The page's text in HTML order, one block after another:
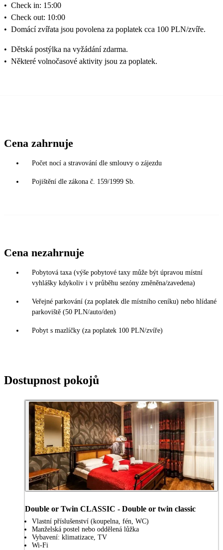
• Check in: 15:00
• Check out: 10:00
• Domácí zvířata jsou povolena za poplatek cca 100 PLN/zvíře.
• Dětská postýlka na vyžádání zdarma.
• Některé volnočasové aktivity jsou za poplatek.
Cena zahrnuje
Počet nocí a stravování dle smlouvy o zájezdu
Pojištění dle zákona č. 159/1999 Sb.
Cena nezahrnuje
Pobytová taxa (výše pobytové taxy může být úpravou místní
vyhlášky kdykoliv i v průběhu sezóny změněna/zavedena)
Veřejné parkování (za poplatek dle místního ceníku) nebo hlídané
parkoviště (50 PLN/auto/den)
Pobyt s mazlíčky (za poplatek 100 PLN/zvíře)
Dostupnost pokojů
Double or Twin CLASSIC - Double or twin classic
Vlastní příslušenství (koupelna, fén, WC)
Manželská postel nebo oddělená lůžka
Vybavení: klimatizace, TV
Wi-Fi